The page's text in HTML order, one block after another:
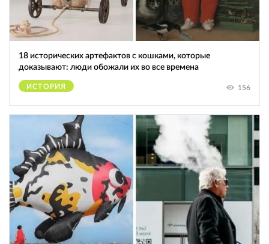
18 исторических артефактов с кошками, которые
доказывают: люди обожали их во все времена
ИСТОРИЯ 156